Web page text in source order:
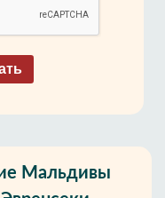
Мальдивы